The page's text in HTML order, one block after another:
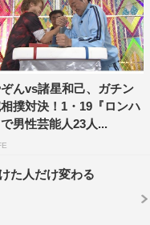
など、大盛り上がりを
んvs諸星和己、ガチン
撲対決！1・19『ロンハ
男性芸能人23人...
た人だけ変わる